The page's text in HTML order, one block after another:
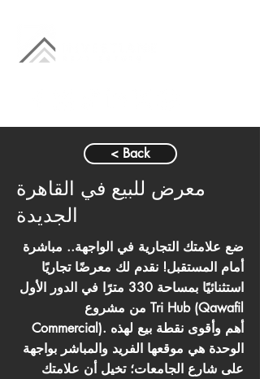
< Back
معرض للبيع في القاهرة
الجديدة
ضع علامتك التجارية في الواجهة.. مباشرة
أمام المستقبل! نقدم لك معرضًا تجاريًا
استثنائيًا بمساحة 330 مترًا في الدور الأول
من مشروع Tri Hub (Qawafil
Commercial). أهم وأقوى نقطة بيع لهذه
الوحدة هي موقعها الفريد والمباشر بواجهة
على شارع الجامعات؛ تخيل أن علامتك